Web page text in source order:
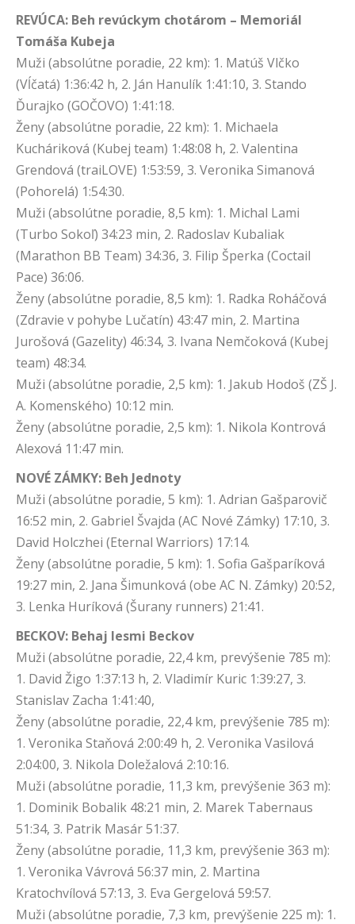
REVÚCA: Beh revúckym chotárom – Memoriál
Tomáša Kubeja
Muži (absolútne poradie, 22 km): 1. Matúš Vlčko
(Vĺčatá) 1:36:42 h, 2. Ján Hanulík 1:41:10, 3. Stando
Ďurajko (GOČOVO) 1:41:18.
Ženy (absolútne poradie, 22 km): 1. Michaela
Kucháriková (Kubej team) 1:48:08 h, 2. Valentina
Grendová (traiLOVE) 1:53:59, 3. Veronika Simanová
(Pohorelá) 1:54:30.
Muži (absolútne poradie, 8,5 km): 1. Michal Lami
(Turbo Sokoľ) 34:23 min, 2. Radoslav Kubaliak
(Marathon BB Team) 34:36, 3. Filip Šperka (Coctail
Pace) 36:06.
Ženy (absolútne poradie, 8,5 km): 1. Radka Roháčová
(Zdravie v pohybe Lučatín) 43:47 min, 2. Martina
Jurošová (Gazelity) 46:34, 3. Ivana Nemčoková (Kubej
team) 48:34.
Muži (absolútne poradie, 2,5 km): 1. Jakub Hodoš (ZŠ J.
A. Komenského) 10:12 min.
Ženy (absolútne poradie, 2,5 km): 1. Nikola Kontrová
Alexová 11:47 min.
NOVÉ ZÁMKY: Beh Jednoty
Muži (absolútne poradie, 5 km): 1. Adrian Gašparovič
16:52 min, 2. Gabriel Švajda (AC Nové Zámky) 17:10, 3.
David Holczhei (Eternal Warriors) 17:14.
Ženy (absolútne poradie, 5 km): 1. Sofia Gašparíková
19:27 min, 2. Jana Šimunková (obe AC N. Zámky) 20:52,
3. Lenka Huríková (Šurany runners) 21:41.
BECKOV: Behaj lesmi Beckov
Muži (absolútne poradie, 22,4 km, prevýšenie 785 m):
1. David Žigo 1:37:13 h, 2. Vladimír Kuric 1:39:27, 3.
Stanislav Zacha 1:41:40,
Ženy (absolútne poradie, 22,4 km, prevýšenie 785 m):
1. Veronika Staňová 2:00:49 h, 2. Veronika Vasilová
2:04:00, 3. Nikola Doležalová 2:10:16.
Muži (absolútne poradie, 11,3 km, prevýšenie 363 m):
1. Dominik Bobalik 48:21 min, 2. Marek Tabernaus
51:34, 3. Patrik Masár 51:37.
Ženy (absolútne poradie, 11,3 km, prevýšenie 363 m):
1. Veronika Vávrová 56:37 min, 2. Martina
Kratochvílová 57:13, 3. Eva Gergelová 59:57.
Muži (absolútne poradie, 7,3 km, prevýšenie 225 m): 1.